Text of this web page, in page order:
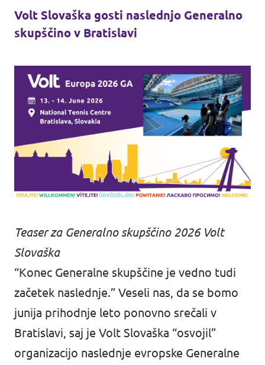
Volt Slovaška gosti naslednjo Generalno
skupščino v Bratislavi
Teaser za Generalno skupščino 2026 Volt
Slovaška
“Konec Generalne skupščine je vedno tudi
začetek naslednje.” Veseli nas, da se bomo
junija prihodnje leto ponovno srečali v
Bratislavi, saj je Volt Slovaška “osvojil”
organizacijo naslednje evropske Generalne